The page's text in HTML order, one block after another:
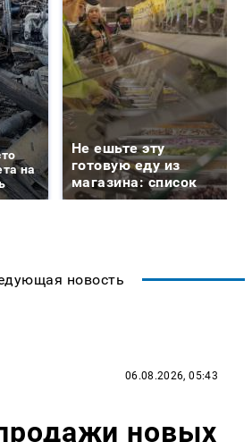
на
Не ешьте эту
готовую еду из
магазина: список
новость
06.08.2026, 05:43
новых